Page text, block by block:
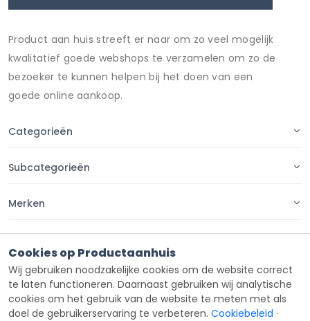
Product aan huis streeft er naar om zo veel mogelijk
kwalitatief goede webshops te verzamelen om zo de
bezoeker te kunnen helpen bij het doen van een
goede online aankoop.
Categorieën
Subcategorieën
Merken
Contact
Cookies op Productaanhuis
Wij gebruiken noodzakelijke cookies om de website correct
te laten functioneren. Daarnaast gebruiken wij analytische
cookies om het gebruik van de website te meten met als
doel de gebruikerservaring te verbeteren. Cookiebeleid ·